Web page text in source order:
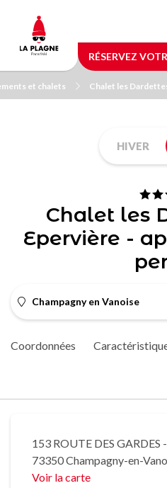
contenu
principal
RÉSERVEZ
et chalets Chalet les
HIVER
Chalet les
Epervière -
Champagny en Vanoise
Coordonnées
153 ROUTE DES GARDES
73350 Champagny-en-
Voir la carte